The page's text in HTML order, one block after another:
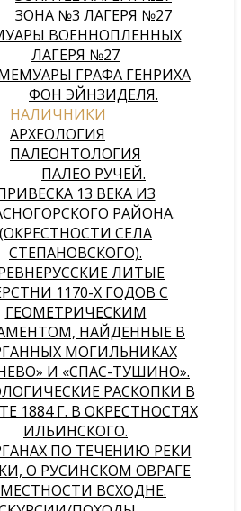
ЗОНА №3 ЛАГЕРЯ №27
ВОЕННОПЛЕННЫХ
ЛАГЕРЯ №27
ГРАФА ГЕНРИХА
ФОН ЭЙНЗИДЕЛЯ.
НАЛИЧНИКИ
АРХЕОЛОГИЯ
ПАЛЕОНТОЛОГИЯ
ПАЛЕО РУЧЕЙ.
13 ВЕКА ИЗ
РАЙОНА.
(ОКРЕСТНОСТИ СЕЛА
СТЕПАНОВСКОГО).
ЛИТЫЕ
1170-Х ГОДОВ С
ГЕОМЕТРИЧЕСКИМ
НАЙДЕННЫЕ В
МОГИЛЬНИКАХ
И «СПАС-ТУШИНО».
РАСКОПКИ В
1884 Г. В ОКРЕСТНОСТЯХ
ИЛЬИНСКОГО.
ПО ТЕЧЕНИЮ РЕКИ
О РУСИНСКОМ ОВРАГЕ
ВСХОДНЕ.